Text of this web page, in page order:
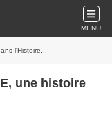
MENU
l'Histoire...
une histoire